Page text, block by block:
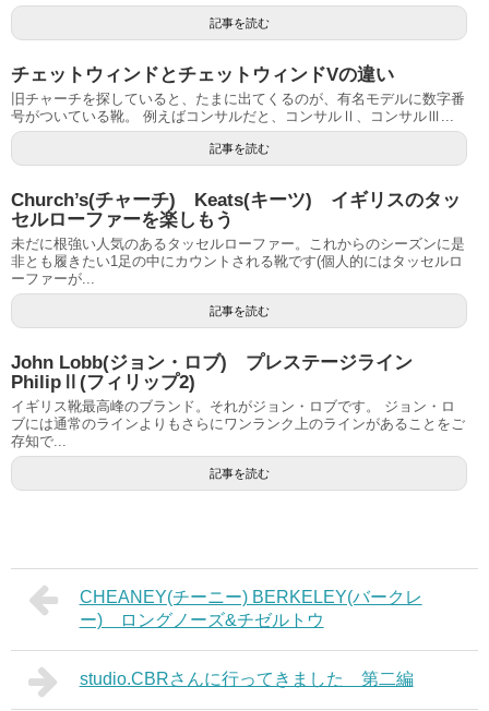
記事を読む
チェットウィンドとチェットウィンドVの違い
旧チャーチを探していると、たまに出てくるのが、有名モデルに数字番
号がついている靴。 例えばコンサルだと、コンサルⅡ、コンサルⅢ...
記事を読む
Church’s(チャーチ) Keats(キーツ) イギリスのタッ
セルローファーを楽しもう
未だに根強い人気のあるタッセルローファー。これからのシーズンに是
非とも履きたい1足の中にカウントされる靴です(個人的にはタッセルロ
ーファーが...
記事を読む
John Lobb(ジョン・ロブ) プレステージライン
PhilipⅡ(フィリップ2)
イギリス靴最高峰のブランド。それがジョン・ロブです。 ジョン・ロ
ブには通常のラインよりもさらにワンランク上のラインがあることをご
存知で...
記事を読む
CHEANEY(チーニー) BERKELEY(バークレ
ー) ロングノーズ&チゼルトウ
studio.CBRさんに行ってきました 第二編